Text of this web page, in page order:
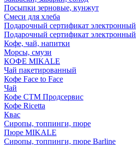
Посыпки зерновые, кунжут
Смеси для хлеба
Подарочный сертификат электронный
Подарочный сертификат электронный
Кофе, чай, напитки
Морсы, смузи
КОФЕ MIKALE
Чай пакетированный
Кофе Face to Face
Чай
Кофе СТМ Продсервис
Кофе Ricetta
Квас
Сиропы, топпинги, пюре
Пюре MIKALE
Сиропы, топпинги, пюре Barline